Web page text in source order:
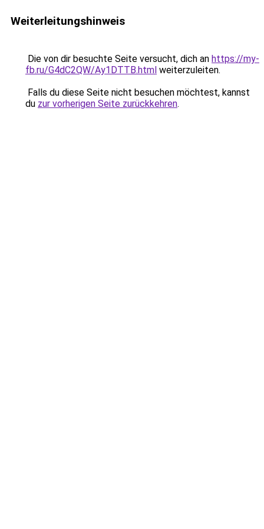
Weiterleitungshinweis
Die von dir besuchte Seite versucht, dich an https://my-
fb.ru/G4dC2QW/Ay1DTTB.html weiterzuleiten.
Falls du diese Seite nicht besuchen möchtest, kannst
du zur vorherigen Seite zurückkehren.